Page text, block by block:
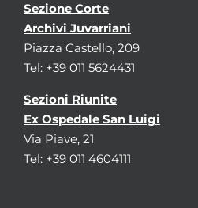
Sezione Corte
Archivi Juvarriani
Piazza Castello, 209
Tel: +39 011 5624431
Sezioni Riunite
Ex Ospedale San Luigi
Via Piave, 21
Tel: +39 011 4604111